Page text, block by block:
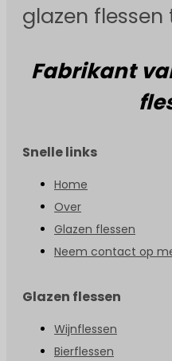
glazen flessen
Fabrikant
Snelle links
Home
Over
Glazen flessen
Neem contact op
Glazen flessen
Wijnflessen
Bierflessen